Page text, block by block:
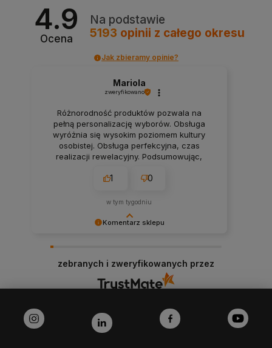
4.9
Ocena
Na podstawie
5193 opinii z całego okresu
Jak zbieramy opinie?
Komentarz sklepu
że jesteśmy na właściwym torze :) Z
Mariola
zweryfikowano
Różnorodność produktów pozwala na
pełną personalizację wyborów. Obsługa
wyróżnia się wysokim poziomem kultury
osobistej. Obsługa perfekcyjna, czas
realizacji rewelacyjny. Podsumowując,
1 0
w tym tygodniu
zebranych i zweryfikowanych przez